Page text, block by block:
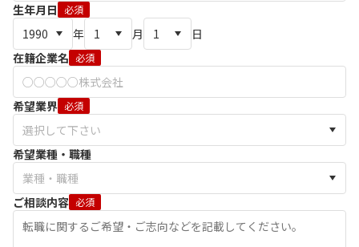
生年月日 必須
年 月
日
在籍企業名 必須
希望業界 必須
希望業種・職種
ご相談内容 必須